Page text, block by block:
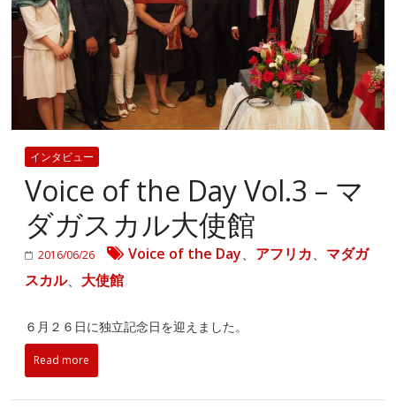
インタビュー
Voice of the Day Vol.3 – マ
ダガスカル大使館
2016/06/26 Voice of the Day、 アフリカ、 マダガ
スカル、 大使館
６月２６日に独立記念日を迎えました。
Read more